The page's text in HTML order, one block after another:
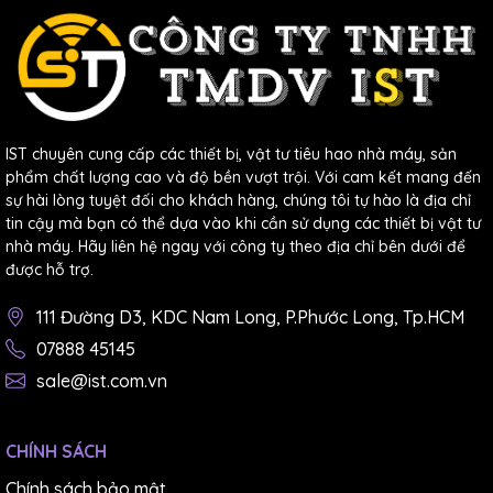
loại hạt cát có độ cứng tương đối mềm, mật độ cát trên
nền vải thưa sẽ dễ dàng thi công hơn.
Ngành dệt may, giày da:trong lĩnh vực này thì dùng
loại giấy nhám thùng là phù hợp.
có tác dụng làm cho bề mặt da được sáng bóng, giúp
nâng cao chất lượng sản phẩm.
Ngành ô tô: Do các vật liệu ô tô tuy nhỏ nhưng cần có
độ cứng cao, vì vậy bạn sử dụng giấy nhám loại có độ
sản phẩm.
IST chuyên cung cấp các thiết bị, vật tư tiêu hao nhà máy, sản
phẩm chất lượng cao và độ bền vượt trội. Với cam kết mang đến
sự hài lòng tuyệt đối cho khách hàng, chúng tôi tự hào là địa chỉ
tin cậy mà bạn có thể dựa vào khi cần sử dụng các thiết bị vật tư
nhà máy. Hãy liên hệ ngay với công ty theo địa chỉ bên dưới để
được hỗ trợ.
111 Đường D3, KDC Nam Long, P.Phước Long, Tp.HCM
07888 45145
sale@ist.com.vn
CHÍNH SÁCH
Chính sách bảo mật